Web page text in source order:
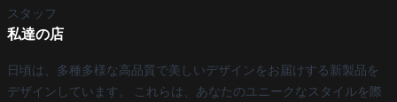
スタッフ
私達の店
日頃は、多種多様な高品質で美しいデザインをお届けする新製品を
デザインしています。 これらは、あなたのユニークなスタイルを際